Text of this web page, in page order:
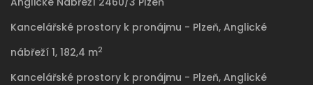
Kancelářské prostory k pronájmu - Plzeň, Anglické
nábřeží 1, 182,4 m2
Kancelářské prostory k pronájmu - Plzeň, Anglické